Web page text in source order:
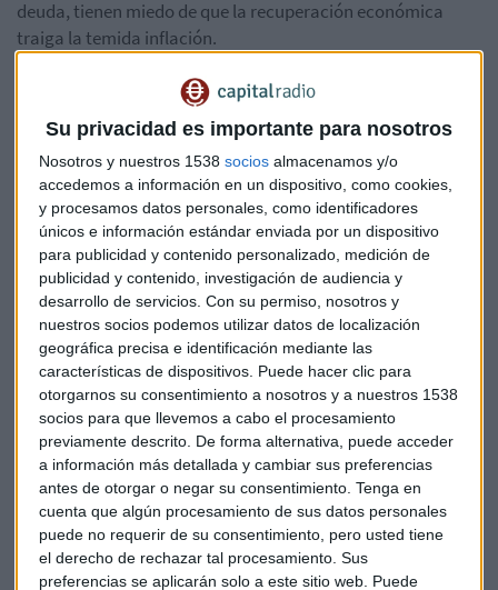
Su privacidad es importante para nosotros
Nosotros y nuestros 1538 socios almacenamos y/o
accedemos a información en un dispositivo, como cookies,
y procesamos datos personales, como identificadores
únicos e información estándar enviada por un dispositivo
para publicidad y contenido personalizado, medición de
publicidad y contenido, investigación de audiencia y
desarrollo de servicios. Con su permiso, nosotros y
nuestros socios podemos utilizar datos de localización
geográfica precisa e identificación mediante las
características de dispositivos. Puede hacer clic para
otorgarnos su consentimiento a nosotros y a nuestros 1538
socios para que llevemos a cabo el procesamiento
previamente descrito. De forma alternativa, puede acceder
a información más detallada y cambiar sus preferencias
antes de otorgar o negar su consentimiento. Tenga en
cuenta que algún procesamiento de sus datos personales
puede no requerir de su consentimiento, pero usted tiene
el derecho de rechazar tal procesamiento. Sus
preferencias se aplicarán solo a este sitio web. Puede
deuda, tienen miedo de que la recuperación económica
traiga la temida inflación.
, la presidenta del BCE, aseguró la
pasada semana que la inflación en la zona euro
incluso llegar al 2% a finales de este año. Mientras tanto,
un inversor que cuenta con, por ejemplo, un bono español a
10 años, está recibiendo una rentabilidad que no llega ni
siquiera a medio punto porcentual anual.
¿Por qué importa más el ritmo de compra del BCE que su
plan?
"Cuando la inflación sea más alta, el hecho de que los tipos
sean cero o negativosno tiene absolutamente ningún
sentido", recuerda VíctorAlvargonzález, socio-fundador de
NextepFinance.
Una de las herramientas de los bancos centrales para
combatir la inflación es subir los tipos de interés para que la
población gaste menos dinero y ahorre más. Y cuando los
tipos suben la rentabilidad de los bonos también aumenta
para ajustarse. Entonces, ¿quién quiere un bono a un